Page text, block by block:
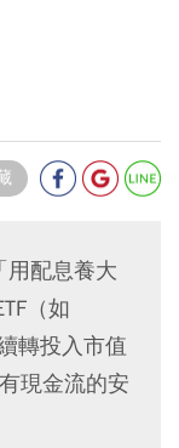
用配息養大
（如
轉投入市值
現金流的安